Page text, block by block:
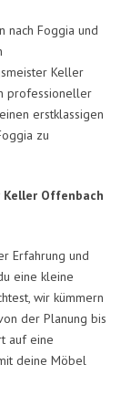
nach Foggia und
Keller
professioneller
erstklassigen
zu
Offenbach
Erfahrung und
eine kleine
wir kümmern
der Planung bis
auf eine
deine Möbel